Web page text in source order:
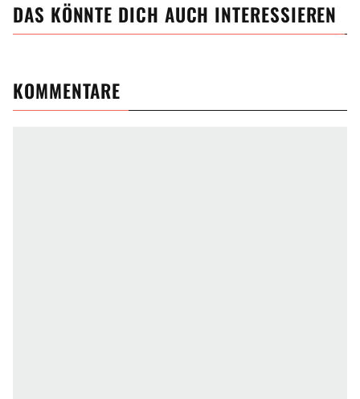
DAS KÖNNTE DICH AUCH INTERESSIEREN
KOMMENTARE